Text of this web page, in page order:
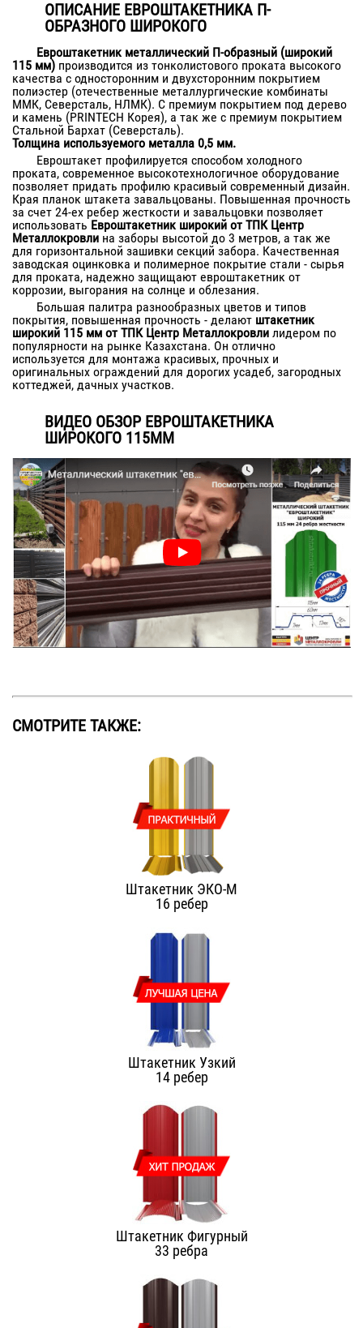
ОПИСАНИЕ ЕВРОШТАКЕТНИКА П-
ОБРАЗНОГО ШИРОКОГО
Евроштакетник металлический П-образный (широкий
115 мм) производится из тонколистового проката высокого
качества с односторонним и двухсторонним покрытием
полиэстер (отечественные металлургические комбинаты
ММК, Северсталь, НЛМК). С премиум покрытием под дерево
и камень (PRINTECH Корея), а так же с премиум покрытием
Стальной Бархат (Северсталь).
Толщина используемого металла 0,5 мм.
Евроштакет профилируется способом холодного
проката, современное высокотехнологичное оборудование
позволяет придать профилю красивый современный дизайн.
Края планок штакета завальцованы. Повышенная прочность
за счет 24-ех ребер жесткости и завальцовки позволяет
использовать Евроштакетник широкий от ТПК Центр
Металлокровли на заборы высотой до 3 метров, а так же
для горизонтальной зашивки секций забора. Качественная
заводская оцинковка и полимерное покрытие стали - сырья
для проката, надежно защищают евроштакетник от
коррозии, выгорания на солнце и облезания.
Большая палитра разнообразных цветов и типов
покрытия, повышенная прочность - делают штакетник
широкий 115 мм от ТПК Центр Металлокровли лидером по
популярности на рынке Казахстана. Он отлично
используется для монтажа красивых, прочных и
оригинальных ограждений для дорогих усадеб, загородных
коттеджей, дачных участков.
ВИДЕО ОБЗОР ЕВРОШТАКЕТНИКА
ШИРОКОГО 115ММ
СМОТРИТЕ ТАКЖЕ:
Штакетник ЭКО-М
16 ребер
Штакетник Узкий
14 ребер
Штакетник Фигурный
33 ребра